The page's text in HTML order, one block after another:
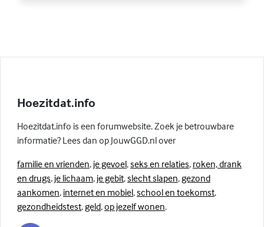
Hoezitdat.info
Hoezitdat.info is een forumwebsite. Zoek je betrouwbare
informatie? Lees dan op JouwGGD.nl over
familie en vrienden, je gevoel,seks en relaties, roken, drank
en drugs, je lichaam, je gebit,slecht slapen,gezond
aankomen, internet en mobiel,school en toekomst,
gezondheidstest,geld,op jezelf wonen.